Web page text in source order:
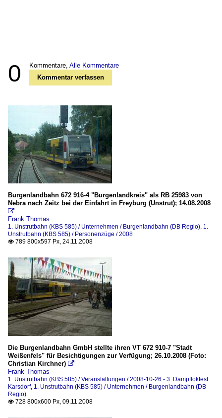
0 Kommentare, Alle Kommentare
Kommentar verfassen
Burgenlandbahn 672 916-4 "Burgenlandkreis" als RB 25983 von
Nebra nach Zeitz bei der Einfahrt in Freyburg (Unstrut); 14.08.2008

Frank Thomas
1. Unstrutbahn (KBS 585) / Unternehmen / Burgenlandbahn (DB Regio), 1.
Unstrutbahn (KBS 585) / Personenzüge / 2008
 789 800x597 Px, 24.11.2008
Die Burgenlandbahn GmbH stellte ihren VT 672 910-7 "Stadt
Weißenfels" für Besichtigungen zur Verfügung; 26.10.2008 (Foto:
Christian Kirchner) 
Frank Thomas
1. Unstrutbahn (KBS 585) / Veranstaltungen / 2008-10-26 - 3. Dampflokfest
Karsdorf, 1. Unstrutbahn (KBS 585) / Unternehmen / Burgenlandbahn (DB
Regio)
 728 800x600 Px, 09.11.2008